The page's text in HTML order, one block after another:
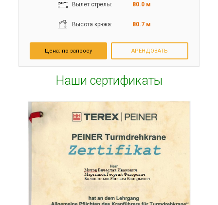
Вылет стрелы: 80.0 м
Высота крюка: 80.7 м
Цена: по запросу АРЕНДОВАТЬ
Наши сертификаты